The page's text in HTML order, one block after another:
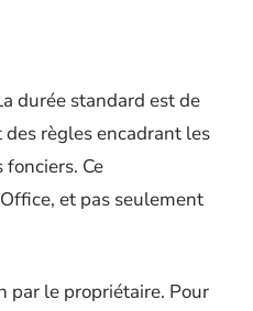
durée standard est de
règles encadrant les
Ce
et pas seulement
par le propriétaire. Pour